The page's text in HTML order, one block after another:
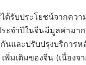
รับประโยชน์จากคว
ะจำปีในจีนมีมูลค่าม
นและปรับปรุงบริการ
พิ่มเติมของจีน (เนื่อ